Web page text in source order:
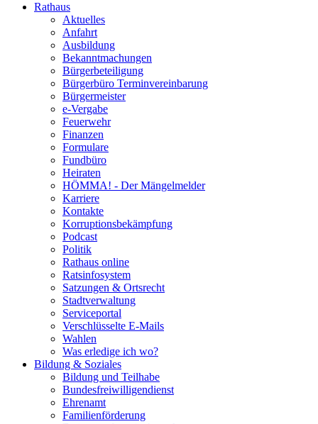
Rathaus
Aktuelles
Anfahrt
Ausbildung
Bekanntmachungen
Bürgerbeteiligung
Bürgerbüro Terminvereinbarung
Bürgermeister
e-Vergabe
Feuerwehr
Finanzen
Formulare
Fundbüro
Heiraten
HÖMMA! - Der Mängelmelder
Karriere
Kontakte
Korruptionsbekämpfung
Podcast
Politik
Rathaus online
Ratsinfosystem
Satzungen & Ortsrecht
Stadtverwaltung
Serviceportal
Verschlüsselte E-Mails
Wahlen
Was erledige ich wo?
Bildung & Soziales
Bildung und Teilhabe
Bundesfreiwilligendienst
Ehrenamt
Familienförderung